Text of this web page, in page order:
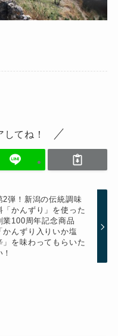
てね！
2弾！新潟の伝統調味
「かんずり」を使った
業100周年記念商品
「かんずり入りいか塩
」を味わってもらいた
！